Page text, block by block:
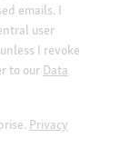
emails. I
user
I revoke
to our Data
Privacy